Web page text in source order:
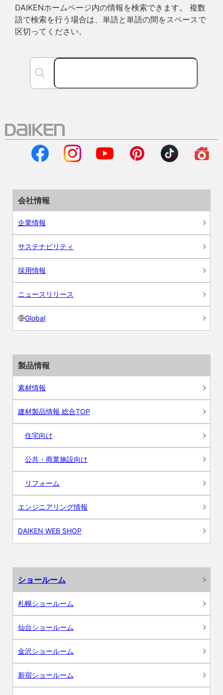
DAIKENホームページ内の情報を検索できます。 複数
語で検索を行う場合は、単語と単語の間をスペースで
区切ってください。
会社情報
企業情報
サステナビリティ
採用情報
ニュースリリース
Global
製品情報
素材情報
建材製品情報 総合TOP
住宅向け
公共・商業施設向け
リフォーム
エンジニアリング情報
DAIKEN WEB SHOP
ショールーム
札幌ショールーム
仙台ショールーム
金沢ショールーム
新宿ショールーム